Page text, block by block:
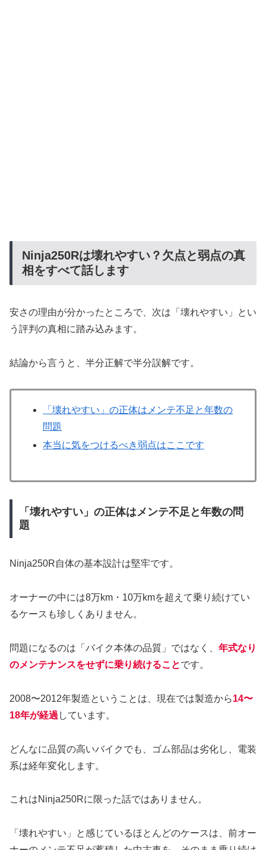
Ninja250Rは壊れやすい？欠点と弱点の真
相をすべて話します
安さの理由が分かったところで、次は「壊れやすい」とい
う評判の真相に踏み込みます。
結論から言うと、半分正解で半分誤解です。
「壊れやすい」の正体はメンテ不足と年数の
問題
本当に気をつけるべき弱点はここです
「壊れやすい」の正体はメンテ不足と年数の問
題
Ninja250R自体の基本設計は堅牢です。
オーナーの中には8万km・10万kmを超えて乗り続けてい
るケースも珍しくありません。
問題になるのは「バイク本体の品質」ではなく、 年式なり
のメンテナンスをせずに乗り続けることです。
2008〜2012年製造ということは、現在では製造から14〜
18年が経過 しています。
どんなに品質の高いバイクでも、ゴム部品は劣化し、電装
系は経年変化します。
これはNinja250Rに限った話ではありません。
「壊れやすい」と感じているほとんどのケースは、前オー